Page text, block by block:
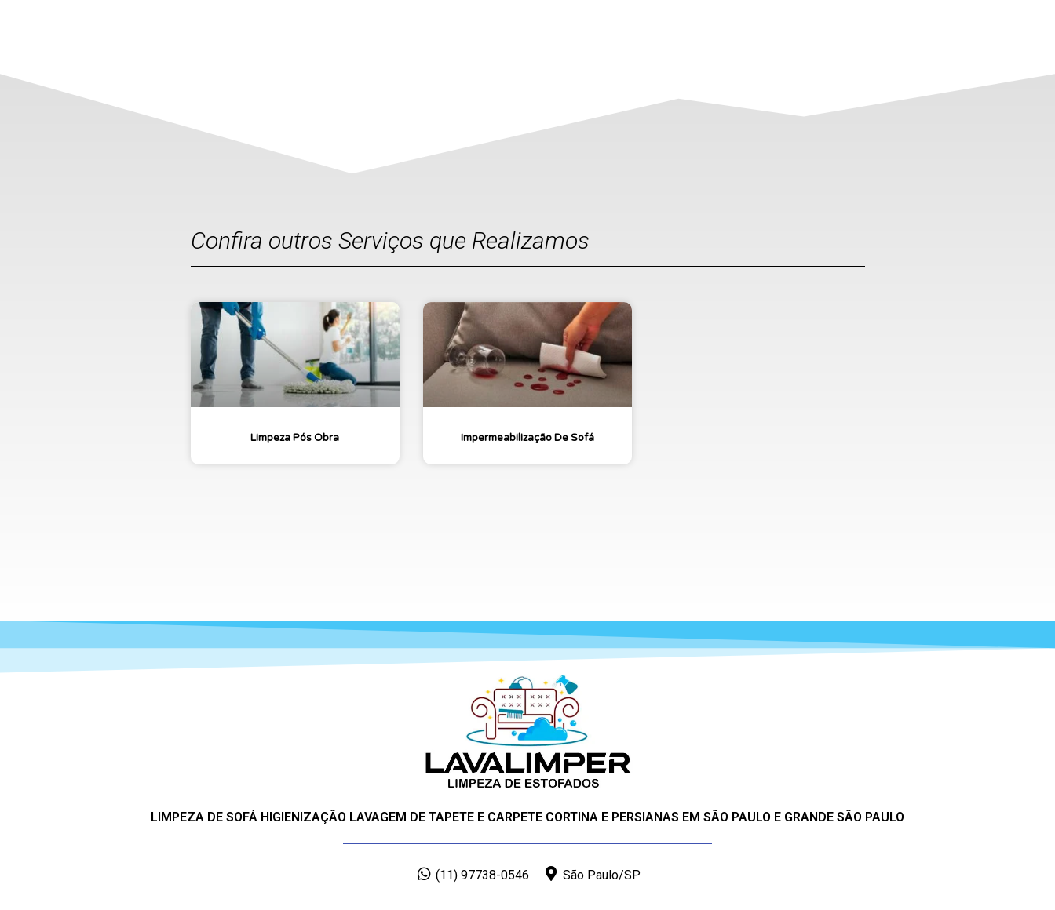
Confira outros Serviços que Realizamos
Limpeza Pós Obra Impermeabilização De Sofá
LIMPEZA DE SOFÁ HIGIENIZAÇÃO LAVAGEM DE TAPETE E CARPETE CORTINA E PERSIANAS EM SÃO PAULO E GRANDE SÃO PAULO
(11) 97738-0546 São Paulo/SP